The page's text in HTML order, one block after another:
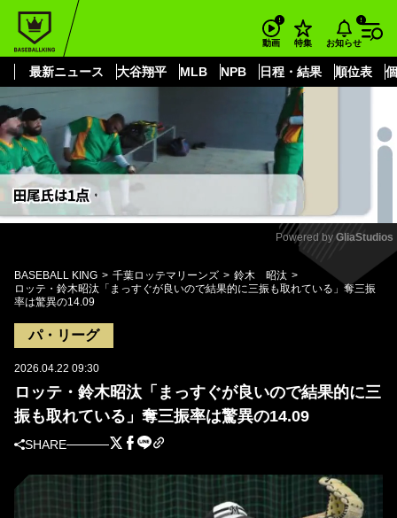
動画 特集 お知らせ
最新ニュース 大谷翔平 MLB NPB 日程・結果 順位表
もっと見る
Mute
Powered by GliaStudios
BASEBALL KING 千葉ロッテマリーンズ
鈴木 昭汰
ロッテ・鈴木昭汰「まっすぐが良いので結果的に三振も取れている」奪三振
率は驚異の14.09
パ・リーグ
2026.04.22 09:30
ロッテ・鈴木昭汰「まっすぐが良いので結果的に三
振も取れている」奪三振率は驚異の14.09
SHARE